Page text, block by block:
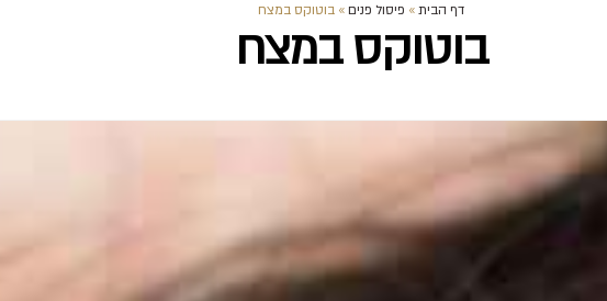
דף הבית» פיסול פנים» בוטוקס במצח
בוטוקס במצח